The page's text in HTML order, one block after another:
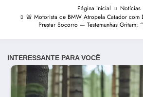
Página inicial
Notícias
🚨 Motorista de BMW Atropela Catador com
Prestar Socorro — Testemunhas Gritam: